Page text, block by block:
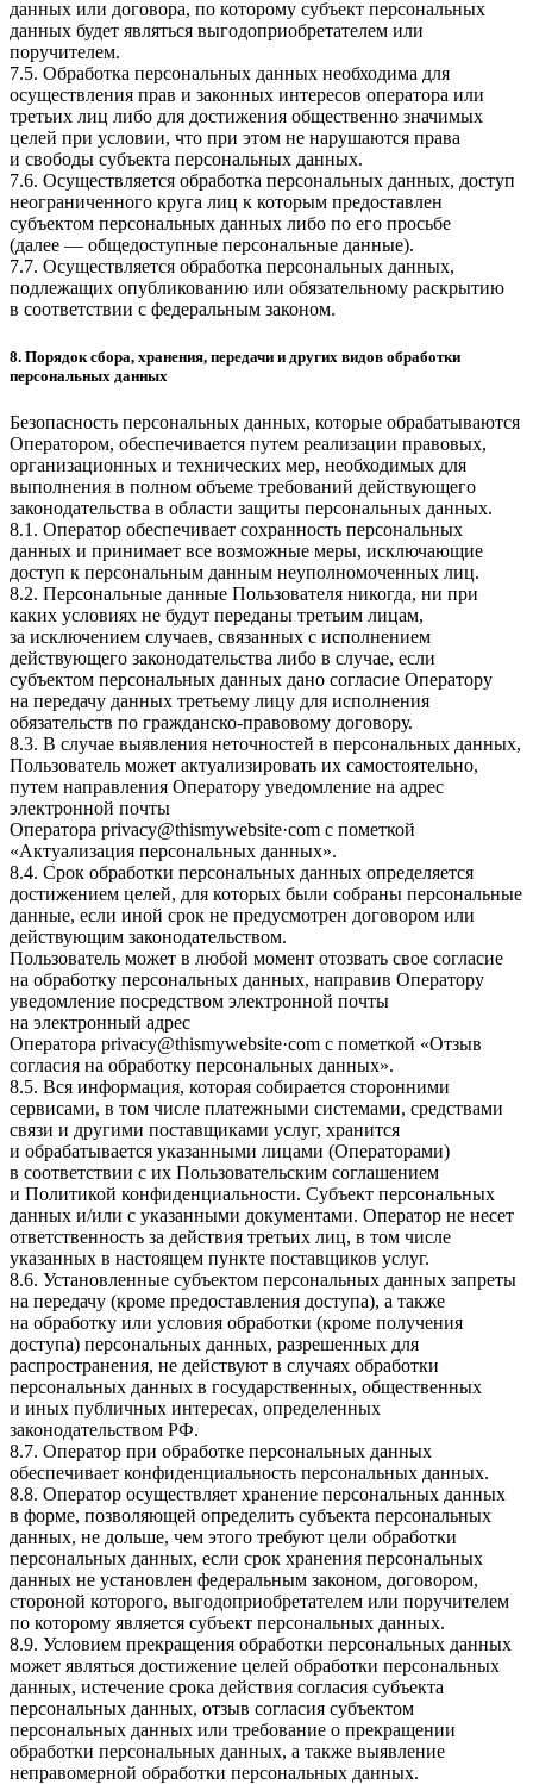
данных или договора, по которому субъект персональных
данных будет являться выгодоприобретателем или
поручителем.
7.5. Обработка персональных данных необходима для
осуществления прав и законных интересов оператора или
третьих лиц либо для достижения общественно значимых
целей при условии, что при этом не нарушаются права
и свободы субъекта персональных данных.
7.6. Осуществляется обработка персональных данных, доступ
неограниченного круга лиц к которым предоставлен
субъектом персональных данных либо по его просьбе
(далее — общедоступные персональные данные).
7.7. Осуществляется обработка персональных данных,
подлежащих опубликованию или обязательному раскрытию
в соответствии с федеральным законом.
8. Порядок сбора, хранения, передачи и других видов обработки
персональных данных
Безопасность персональных данных, которые обрабатываются
Оператором, обеспечивается путем реализации правовых,
организационных и технических мер, необходимых для
выполнения в полном объеме требований действующего
законодательства в области защиты персональных данных.
8.1. Оператор обеспечивает сохранность персональных
данных и принимает все возможные меры, исключающие
доступ к персональным данным неуполномоченных лиц.
8.2. Персональные данные Пользователя никогда, ни при
каких условиях не будут переданы третьим лицам,
за исключением случаев, связанных с исполнением
действующего законодательства либо в случае, если
субъектом персональных данных дано согласие Оператору
на передачу данных третьему лицу для исполнения
обязательств по гражданско-правовому договору.
8.3. В случае выявления неточностей в персональных данных,
Пользователь может актуализировать их самостоятельно,
путем направления Оператору уведомление на адрес
электронной почты
Оператора privacy@thismywebsite·com с пометкой
«Актуализация персональных данных».
8.4. Срок обработки персональных данных определяется
достижением целей, для которых были собраны персональные
данные, если иной срок не предусмотрен договором или
действующим законодательством.
Пользователь может в любой момент отозвать свое согласие
на обработку персональных данных, направив Оператору
уведомление посредством электронной почты
на электронный адрес
Оператора privacy@thismywebsite·com с пометкой «Отзыв
согласия на обработку персональных данных».
8.5. Вся информация, которая собирается сторонними
сервисами, в том числе платежными системами, средствами
связи и другими поставщиками услуг, хранится
и обрабатывается указанными лицами (Операторами)
в соответствии с их Пользовательским соглашением
и Политикой конфиденциальности. Субъект персональных
данных и/или с указанными документами. Оператор не несет
ответственность за действия третьих лиц, в том числе
указанных в настоящем пункте поставщиков услуг.
8.6. Установленные субъектом персональных данных запреты
на передачу (кроме предоставления доступа), а также
на обработку или условия обработки (кроме получения
доступа) персональных данных, разрешенных для
распространения, не действуют в случаях обработки
персональных данных в государственных, общественных
и иных публичных интересах, определенных
законодательством РФ.
8.7. Оператор при обработке персональных данных
обеспечивает конфиденциальность персональных данных.
8.8. Оператор осуществляет хранение персональных данных
в форме, позволяющей определить субъекта персональных
данных, не дольше, чем этого требуют цели обработки
персональных данных, если срок хранения персональных
данных не установлен федеральным законом, договором,
стороной которого, выгодоприобретателем или поручителем
по которому является субъект персональных данных.
8.9. Условием прекращения обработки персональных данных
может являться достижение целей обработки персональных
данных, истечение срока действия согласия субъекта
персональных данных, отзыв согласия субъектом
персональных данных или требование о прекращении
обработки персональных данных, а также выявление
неправомерной обработки персональных данных.